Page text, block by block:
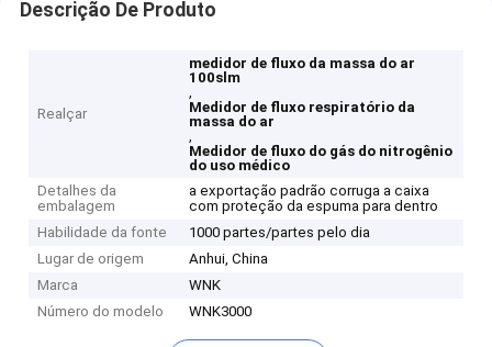
Descrição De Produto
Realçar
medidor de fluxo da massa do ar
100slm
,
Medidor de fluxo respiratório da
massa do ar
,
Medidor de fluxo do gás do nitrogênio
do uso médico
Detalhes da
embalagem
a exportação padrão corruga a caixa
com proteção da espuma para dentro
Habilidade da fonte
1000 partes/partes pelo dia
Lugar de origem
Anhui, China
Marca
WNK
Número do modelo
WNK3000